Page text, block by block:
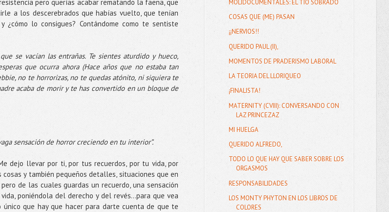
pero querías acabar rematando la faena, que
a los descerebrados que habías vuelto, que tenían
lo consigues? Contándome como te sentiste
se vacían las entrañas. Te sientes aturdido y hueco,
que ocurra ahora (Hace años que no estaba tan
no te horrorizas, no te quedas atónito, ni siquiera te
acaba de morir y te has convertido en un bloque de
sensación de horror creciendo en tu interior”.
dejo llevar por ti, por tus recuerdos, por tu vida, por
y también pequeños detalles, situaciones que en
de las cuales guardas un recuerdo, una sensación
poniéndola del derecho y del revés...para que vea
que hay que hacer para darte cuenta de que te
MOLIDOCUMENTALES: EL TIO SOBRADO
COSAS QUE (ME) PASAN
¡¡NERVIOS!!
QUERIDO PAUL (II),
MOMENTOS DE PRADERISMO LABORAL
LA TEORIA DEL LLORIQUEO
¡FINALISTA!
MATERNITY (CVIII): CONVERSANDO CON
LAZ PRINCEZAZ
MI HUELGA
QUERIDO ALFREDO,
TODO LO QUE HAY QUE SABER SOBRE LOS
ORGASMOS
RESPONSABILIDADES
LOS MONTY PHYTON EN LOS LIBROS DE
COLORES